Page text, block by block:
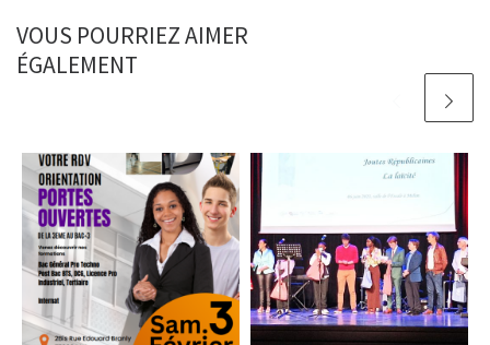
VOUS POURRIEZ AIMER
ÉGALEMENT